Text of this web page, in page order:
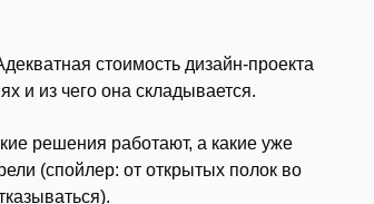
стоимость дизайн-проекта
и из чего она складывается.
решения работают, а какие уже
(спойлер: от открытых полок во